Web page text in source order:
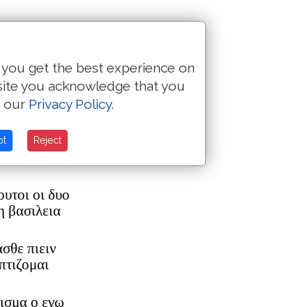
υιων
οι δυο
βασιλεια
πιειν
ο εγω
get the best experience on
you acknowledge that you
our Privacy Policy.
Reject